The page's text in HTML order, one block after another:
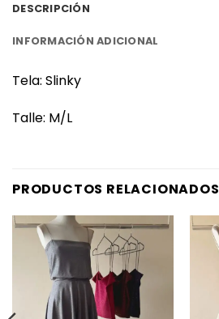
DESCRIPCIÓN
INFORMACIÓN ADICIONAL
Tela: Slinky
Talle: M/L
PRODUCTOS RELACIONADOS